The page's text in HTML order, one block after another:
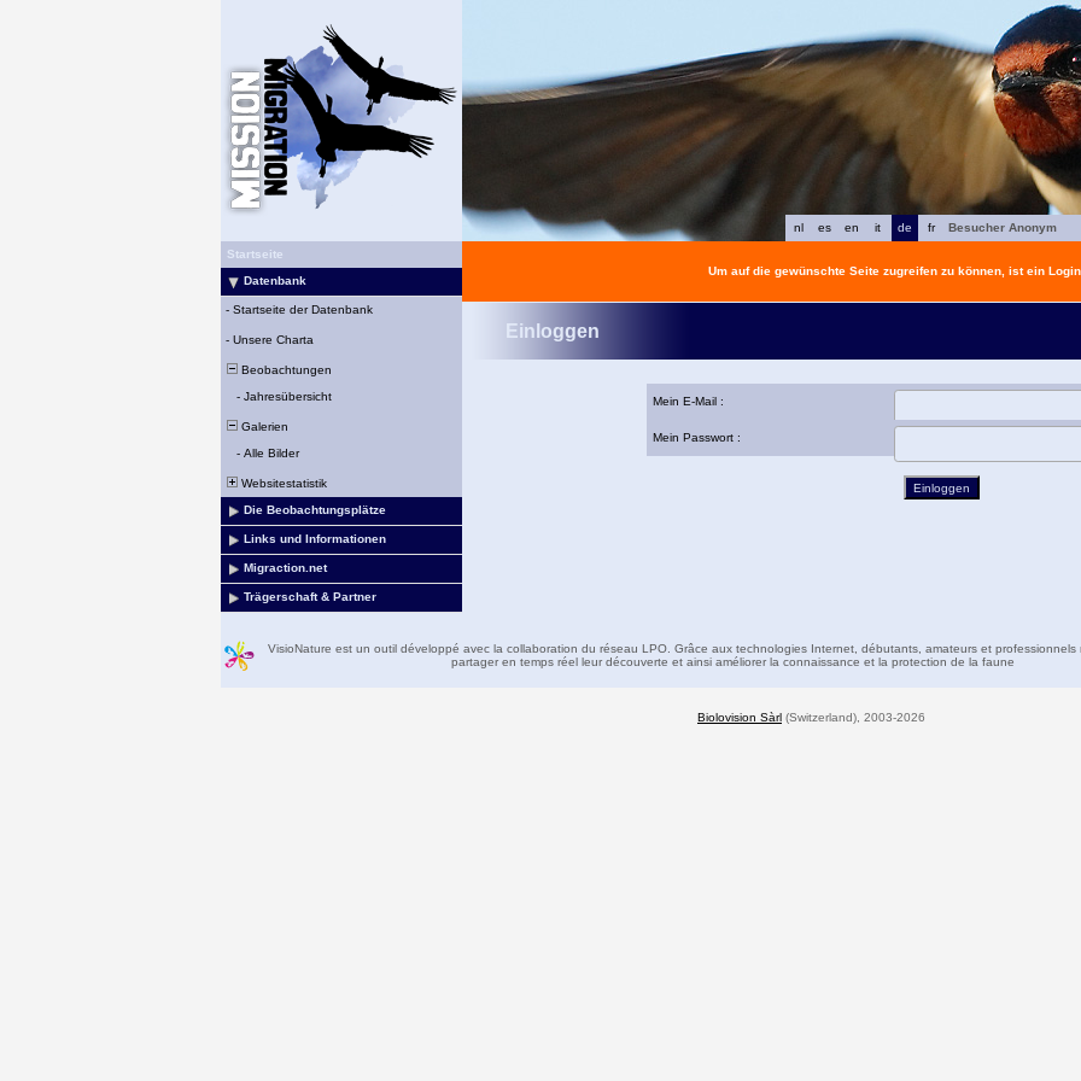
fr
de
it
en
es
nl
Besucher Anonym
Startseite
Datenbank
- Startseite der Datenbank
- Unsere Charta
Beobachtungen
- Jahresübersicht
Galerien
- Alle Bilder
Websitestatistik
Die Beobachtungsplätze
Links und Informationen
Migraction.net
Trägerschaft & Partner
Um auf die gewünschte Seite zugreifen zu können, ist ein
Einloggen
Mein E-Mail :
Mein Passwort :
VisioNature est un outil développé avec la collaboration du réseau LPO. Grâce aux technologies Internet, débutants, amateurs et professionnels
partager en temps réel leur découverte et ainsi améliorer la connaissance et la protection de la faune
Biolovision Sàrl (Switzerland), 2003-2026